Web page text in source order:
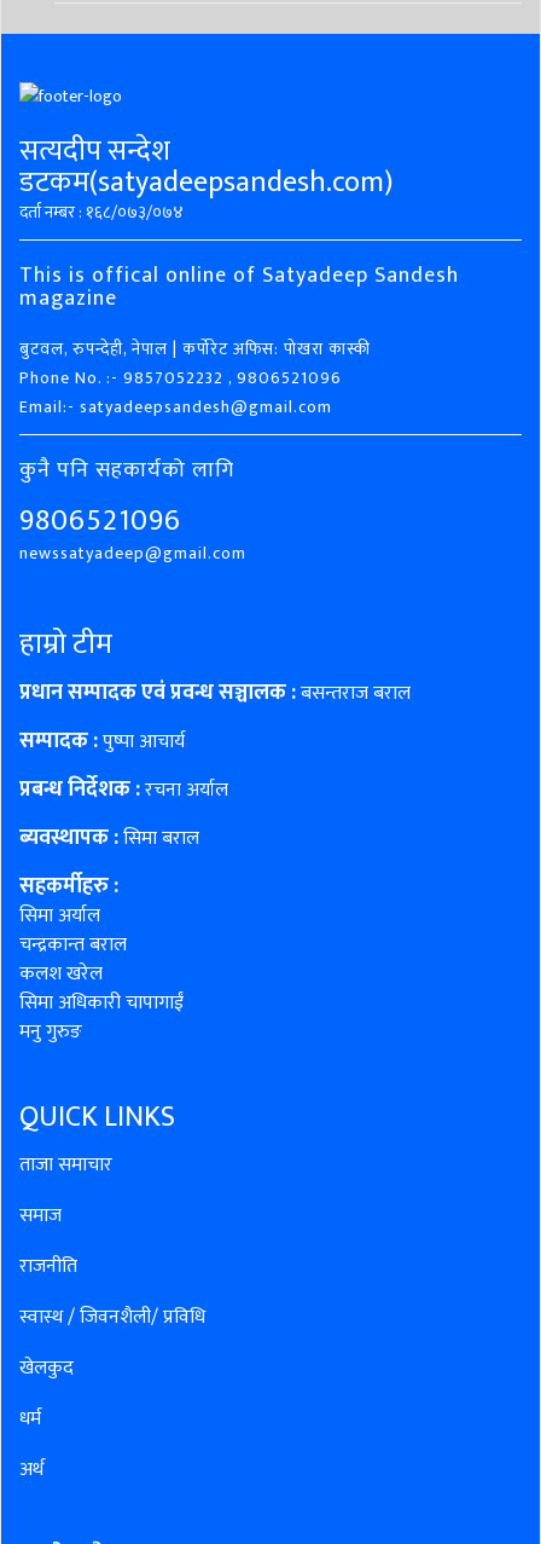
सत्यदीप सन्देश
डटकम(satyadeepsandesh.com)
दर्ता नम्बर : १६८/०७३/०७४
This is offical online of Satyadeep Sandesh
magazine
बुटवल, रुपन्देही, नेपाल | कर्पोरेट अफिस: पोखरा कास्की
Phone No. :- 9857052232 , 9806521096
Email:- satyadeepsandesh@gmail.com
कुनै पनि सहकार्यको लागि
9806521096
newssatyadeep@gmail.com
हाम्रो टीम
प्रधान सम्पादक एवं प्रवन्ध सञ्चालक :बसन्तराज बराल
सम्पादक :पुष्पा आचार्य
प्रबन्ध निर्देशक :रचना अर्याल
ब्यवस्थापक :सिमा बराल
सहकर्मीहरु:
सिमा अर्याल
चन्द्रकान्त बराल
कलश खरेल
सिमा अधिकारी चापागाईं
मनु गुरुङ
QUICK LINKS
ताजा समाचार
समाज
राजनीति
स्वास्थ / जिवनशैली/ प्रविधि
खेलकुद
धर्म
अर्थ